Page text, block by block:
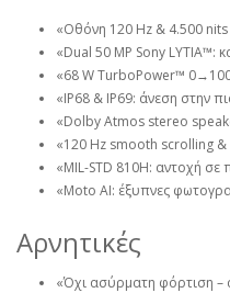
«Οθόνη 120 Hz & 4.500
«Dual 50 MP Sony LYTIA™:
«68 W TurboPower™
«IP68 & IP69: άνεση στην
«Dolby Atmos stereo
«120 Hz smooth scrolling
«MIL-STD 810H: αντοχή
«Moto AI: έξυπνες
Αρνητικές
«Όχι ασύρματη φόρτιση –